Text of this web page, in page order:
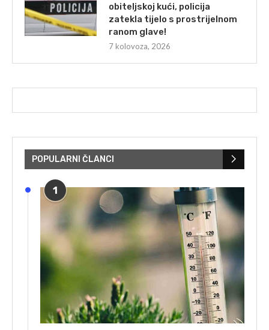
obiteljskoj kući, policija
zatekla tijelo s prostrijelnom
ranom glave!
7 kolovoza, 2026
POPULARNI ČLANCI
1